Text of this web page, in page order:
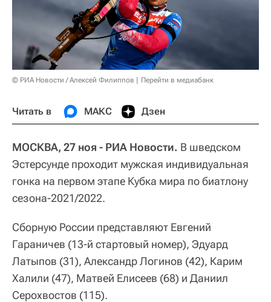
© РИА Новости / Алексей Филиппов Перейти в медиабанк
Читать в МАКС Дзен
МОСКВА, 27 ноя - РИА Новости. В шведском
Эстерсунде проходит мужская индивидуальная
гонка на первом этапе Кубка мира по биатлону
сезона-2021/2022.
Сборную России представляют Евгений
Гараничев (13-й стартовый номер), Эдуард
Латыпов (31), Александр Логинов (42), Карим
Халили (47), Матвей Елисеев (68) и Даниил
Серохвостов (115).